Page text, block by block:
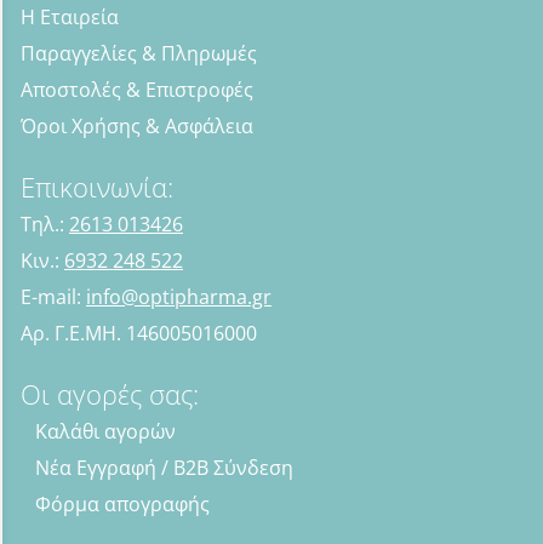
Η Εταιρεία
Παραγγελίες & Πληρωμές
Αποστολές & Επιστροφές
Όροι Χρήσης & Ασφάλεια
Επικοινωνία:
Τηλ.: 2613 013426
Κιν.: 6932 248 522
E-mail: info@optipharma.gr
Αρ. Γ.Ε.ΜΗ. 146005016000
Οι αγορές σας:
Καλάθι αγορών
Νέα Εγγραφή / B2B Σύνδεση
Φόρμα απογραφής